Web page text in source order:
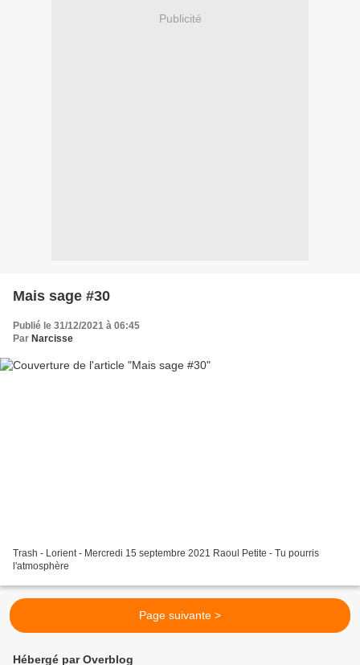
Publicité
Mais sage #30
Publié le 31/12/2021 à 06:45
Par Narcisse
Trash - Lorient - Mercredi 15 septembre 2021 Raoul Petite - Tu pourris
l'atmosphère
Page suivante >
Hébergé par Overblog